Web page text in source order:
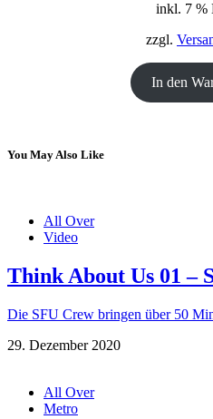
inkl. 7 %
zzgl.
In den
You May Also Like
All Over
Video
Think About Us 01 –
Die SFU Crew bringen über 50
29. Dezember 2020
All Over
Metro